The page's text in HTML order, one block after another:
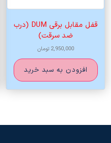
قفل مقابل برقی DUM (درب
ضد سرقت)
2,950,000 تومان
افزودن به سبد خرید